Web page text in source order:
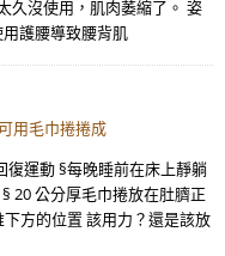
久沒使用，肌肉萎縮了。 姿
護腰導致腰背肌
用毛巾捲捲成
運動 §每晚睡前在床上靜躺
20 公分厚毛巾捲放在肚臍正
方的位置 該用力？還是該放